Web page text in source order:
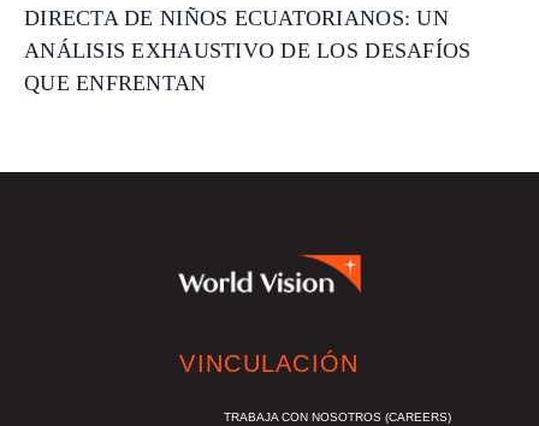
DIRECTA DE NIÑOS ECUATORIANOS: UN
ANÁLISIS EXHAUSTIVO DE LOS DESAFÍOS
QUE ENFRENTAN
VINCULACIÓN
TRABAJA CON NOSOTROS (CAREERS)